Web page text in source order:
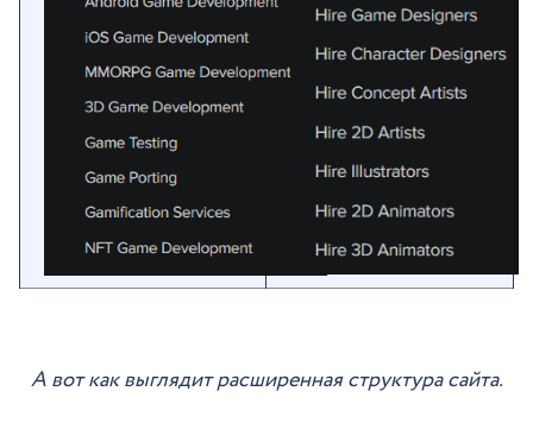
А вот как выглядит расширенная структура сайта.